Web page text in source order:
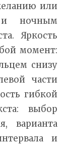
или
и ночным
Яркость
момент:
снизу
части
гибкой
выбор
варианта
и